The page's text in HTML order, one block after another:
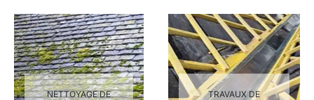
NETTOYAGE DE
TRAVAUX DE